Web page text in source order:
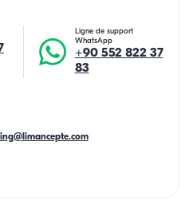
Ligne de support
WhatsApp
+90 552 822 37
83